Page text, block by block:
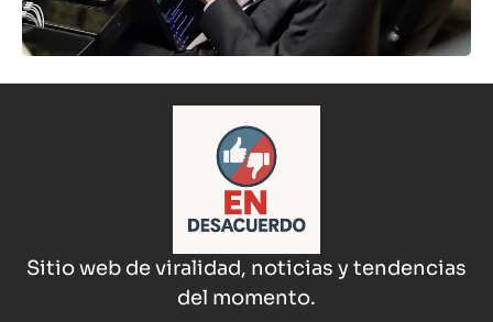
Sitio web de viralidad, noticias y tendencias
del momento.